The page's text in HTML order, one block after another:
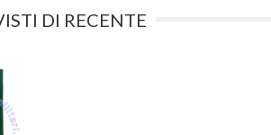
DI RECENTE